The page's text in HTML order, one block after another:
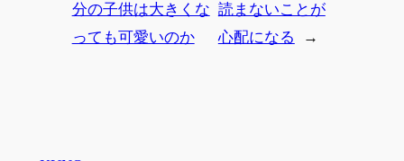
分の子供は大きくな
っても可愛いのか
読まないことが
心配になる
→